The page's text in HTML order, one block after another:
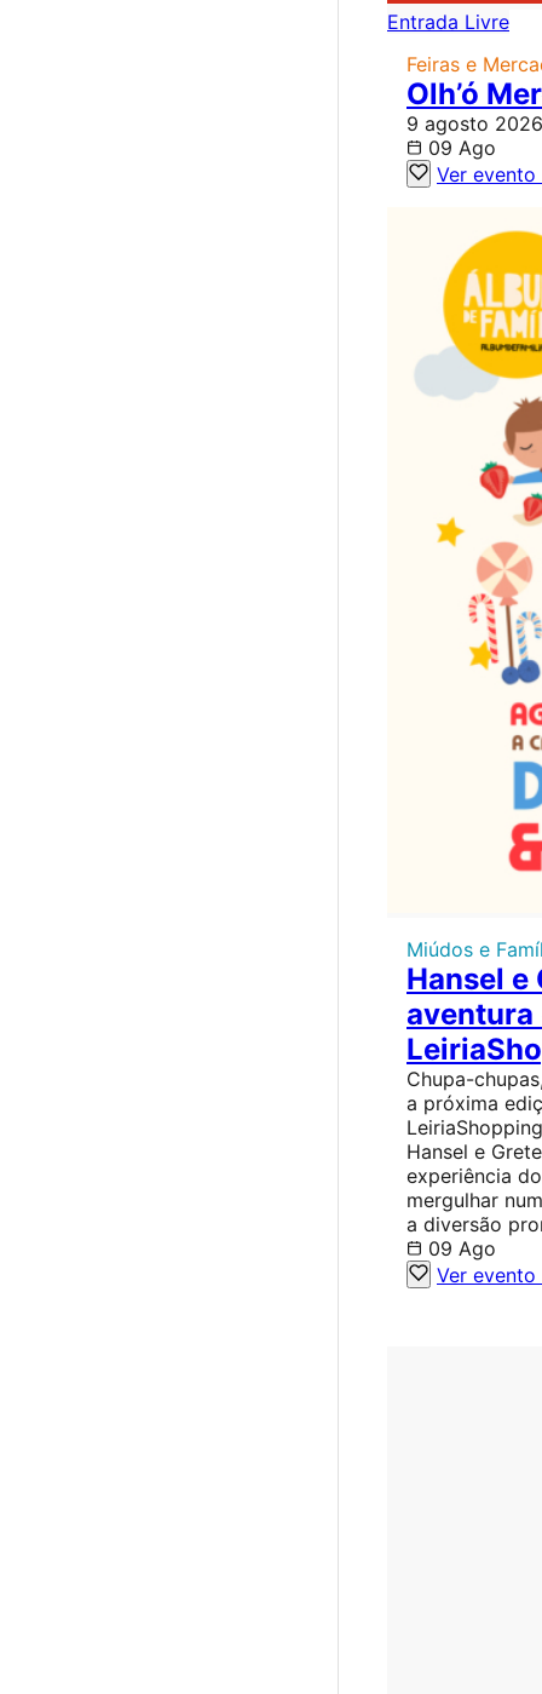
Entrada Livre
Feiras e
Olh’ó
9 agosto
09 Ago
Ver
Miúdos e
Hansel e
aventura
Chupa-
a próxima
Hansel e
experiência
mergulhar
a diversão
09 Ago
Ver